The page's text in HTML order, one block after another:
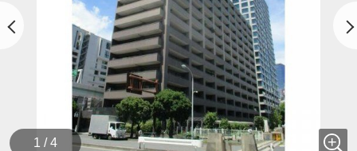
1 / 4